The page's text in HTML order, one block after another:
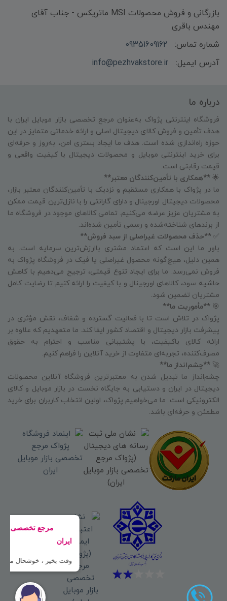
بازرگانی و فروش محصولات MSI ماتریکس - جناب آقای
مهندس باقری
شماره تماس:
09351609162
آدرس ایمیل:
info@pezhvakstore.ir
درباره ما
فروشگاه اینترنتی پژواک به‌عنوان مرجع تخصصی بازار موبایل ایران با
هدف تأمین و فروش کالای دیجیتال اصلی و ارائه خدماتی متمایز در این
حوزه راه‌اندازی شده است. هدف ما ایجاد بستری امن، به‌روز و حرفه‌ای
برای خرید اینترنتی موبایل و محصولات دیجیتال با کیفیت واقعی و
قیمت رقابتی است.
🌟 **همکاری با تأمین‌کنندگان معتبر**
ما در پژواک با همکاری مستقیم و نزدیک با تأمین‌کنندگان معتبر بازار،
محصولات دیجیتال اورجینال و دارای گارانتی را با نازل‌ترین قیمت ممکن
به مشتریان عزیز عرضه می‌کنیم. تمامی کالاهای موجود در فروشگاه ما
از برندهای شناخته‌شده و رسمی تأمین شده‌اند.
✅ **حذف محصولات غیراصلی از سبد فروش**
باور ما این است که اعتماد مشتری باارزش‌ترین سرمایه است. به
همین دلیل، هیچ‌گونه محصول غیراصلی یا فیک در فروشگاه پژواک به
فروش نمی‌رسد. ما برای ایجاد تنوع قیمتی، ترجیح می‌دهیم با کاهش
حاشیه سود، کالاهای اورجینال و با کیفیت را ارائه کنیم تا رضایت کامل
مشتریان تضمین شود.
🎯 **مأموریت ما**
پژواک در تلاش است تا با فعالیت گسترده و شفاف، نقش مؤثری در
پیشرفت بازار دیجیتال و اقتصاد کشور ایفا کند. ما متعهدیم که علاوه بر
ارائه کالای باکیفیت، با پشتیبانی مناسب و احترام به حقوق
مصرف‌کننده، تجربه‌ای متفاوت از خرید آنلاین را فراهم کنیم.
🚀 **چشم‌انداز ما**
چشم‌انداز ما تبدیل شدن به معتبرترین فروشگاه آنلاین محصولات
دیجیتال در ایران و دستیابی به جایگاه نخست در بازار موبایل و کالای
الکترونیکی است. ما می‌خواهیم پژواک، اولین انتخاب کاربران برای خرید
مطمئن و حرفه‌ای باشد.